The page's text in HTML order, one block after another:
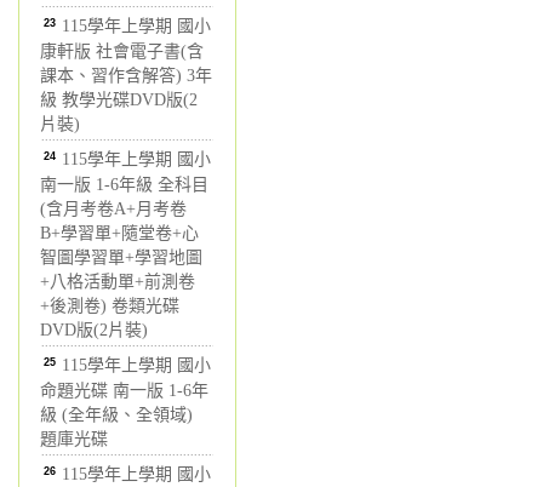
23 115學年上學期 國小
康軒版 社會電子書(含
課本、習作含解答) 3年
級 教學光碟DVD版(2
片裝)
24 115學年上學期 國小
南一版 1-6年級 全科目
(含月考卷A+月考卷
B+學習單+隨堂卷+心
智圖學習單+學習地圖
+八格活動單+前測卷
+後測卷) 卷類光碟
DVD版(2片裝)
25 115學年上學期 國小
命題光碟 南一版 1-6年
級 (全年級、全領域)
題庫光碟
26 115學年上學期 國小